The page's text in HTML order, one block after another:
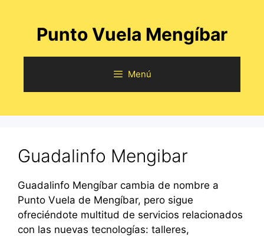
contenidoPunto Vuela Mengíbar
Menú
Guadalinfo Mengibar
Guadalinfo Mengíbar cambia de nombre a
Punto Vuela de Mengíbar, pero sigue
ofreciéndote multitud de servicios relacionados
con las nuevas tecnologías: talleres,